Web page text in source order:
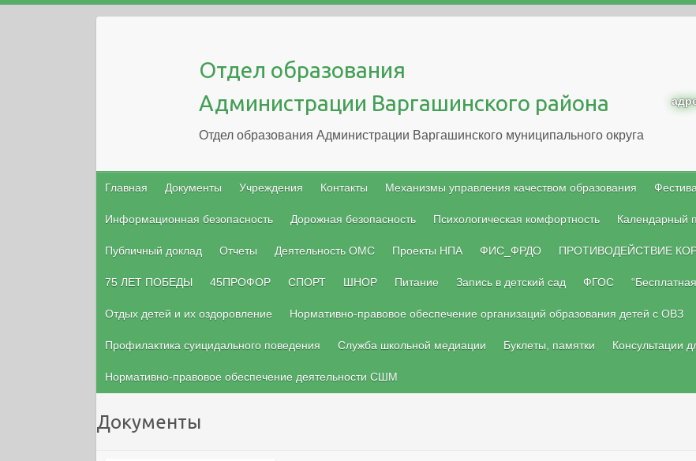
Отдел образования
Администрации Варгашинского района
Отдел образования Администрации Варгашинского муниципального округа
Главная Документы Учреждения Контакты Механизмы управления качеством образования
Информационная безопасность Дорожная безопасность Психологическая комфортность Календарный
Публичный доклад Отчеты Деятельность ОМС Проекты НПА ФИС_ФРДО ПРОТИВОДЕЙСТВИЕ
75 ЛЕТ ПОБЕДЫ 45ПРОФОР СПОРТ ШНОР Питание Запись в детский сад ФГОС
Отдых детей и их оздоровление Нормативно-правовое обеспечение организаций образования детей с ОВЗ
Профилактика суицидального поведения Служба школьной медиации Буклеты, памятки Консультации
Нормативно-правовое обеспечение деятельности СШМ
Документы